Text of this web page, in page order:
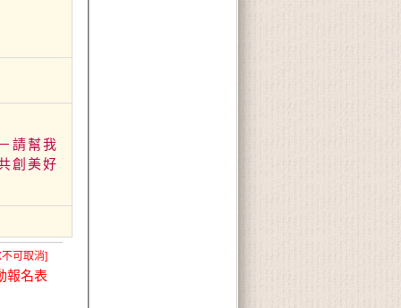
請幫我
創美好
可取消]
報名表